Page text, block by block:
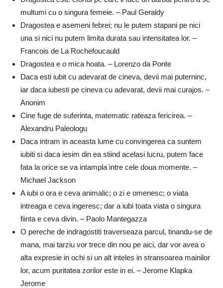
multumi cu o singura femeie. – Paul Geraldy
Dragostea e asemeni febrei; nu le putem stapani pe nici
una si nici nu putem limita durata sau intensitatea lor. –
Francois de La Rochefoucauld
Dragostea e o mica hoata. – Lorenzo da Ponte
Daca esti iubit cu adevarat de cineva, devii mai puterninc,
iar daca iubesti pe cineva cu adevarat, devii mai curajos. –
Anonim
Cine fuge de suferinta, matematic rateaza fericirea. –
Alexandru Paleologu
Daca intram in aceasta lume cu convingerea ca suntem
iubiti si daca iesim din ea stiind acelasi lucru, putem face
fata la orice se va intampla intre cele doua momente. –
Michael Jackson
A iubi o ora e ceva animalic; o zi e omenesc; o viata
intreaga e ceva ingeresc; dar a iubi toata viata o singura
fiinta e ceva divin. – Paolo Mantegazza
O pereche de indragostiti traverseaza parcul, tinandu-se de
mana, mai tarziu vor trece din nou pe aici, dar vor avea o
alta expresie in ochi si un alt inteles in stransoarea mainilor
lor, acum puritatea zorilor este in ei. – Jerome Klapka
Jerome